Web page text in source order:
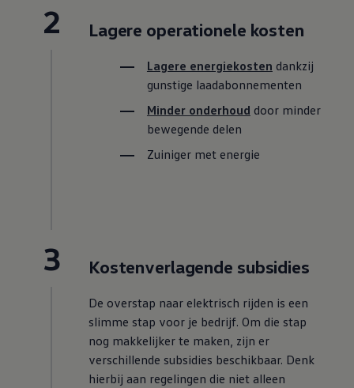
2 Lagere operationele kosten
Lagere energiekosten dankzij
gunstige laadabonnementen
Minder onderhoud door minder
bewegende delen
Zuiniger met energie
3 Kostenverlagende subsidies
De overstap naar elektrisch rijden is een
slimme stap voor je bedrijf. Om die stap
nog makkelijker te maken, zijn er
verschillende subsidies beschikbaar. Denk
hierbij aan regelingen die niet alleen